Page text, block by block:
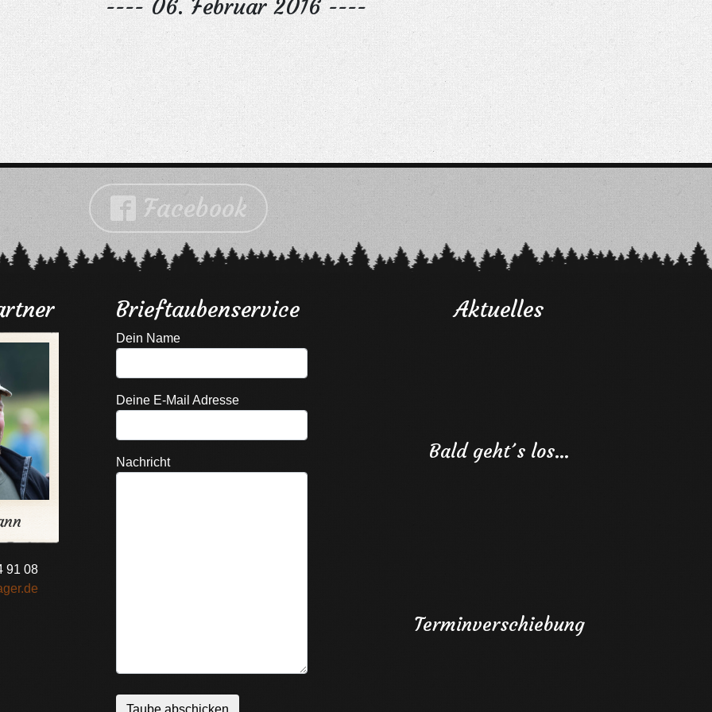
---- 06. Februar 2016 ----
 Facebook
91 08
Brieftaubenservice
Dein Name
Deine E-Mail Adresse
Nachricht
Aktuelles
Bald geht´s los…
Terminverschiebung